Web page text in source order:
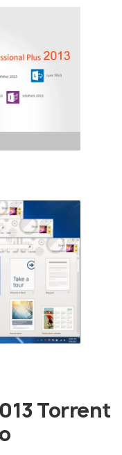
Torrent